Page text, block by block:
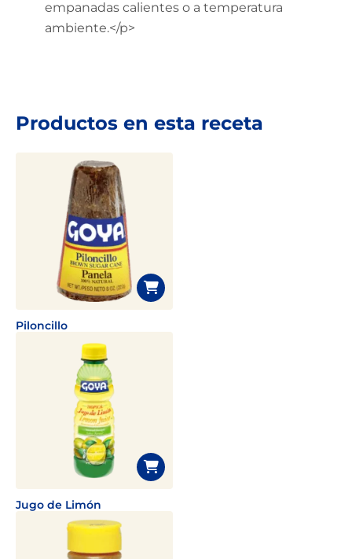
empanadas calientes o a temperatura
ambiente.</p>
Productos en esta receta
Piloncillo
Jugo de Limón